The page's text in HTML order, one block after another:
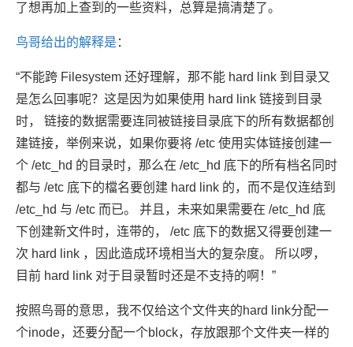
了想再加上查到的一些资料，总算是搞清楚了。
鸟哥给出的解释是 ：
“不能跨 Filesystem 还好理解，那不能 hard link 到目录又
是怎么回事呢？这是因为如果使用 hard link 链接到目录
时， 链接的数据需要连同被链接目录底下的所有数据都创
建链接，举例来说，如果你要将 /etc 使用实体链接创建一
个 /etc_hd 的目录时，那么在 /etc_hd 底下的所有档名同时
都与 /etc 底下的檔名要创建 hard link 的，而不是仅连结到
/etc_hd 与 /etc 而已。 并且，未来如果需要在 /etc_hd 底
下创建新文件时，连带的， /etc 底下的数据又得要创建一
次 hard link ，因此造成环境相当大的复杂度。 所以啰，
目前 hard link 对于目录暂时还是不支持的啊！”
按照鸟哥的意思，我不仅给这个文件夹的hard link分配一
个inode，还要分配一个block，存放跟那个文件夹一样的